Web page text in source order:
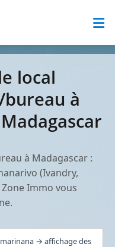
local
à
à Madagascar :
(Ivandry,
Immo vous
→ affichage des